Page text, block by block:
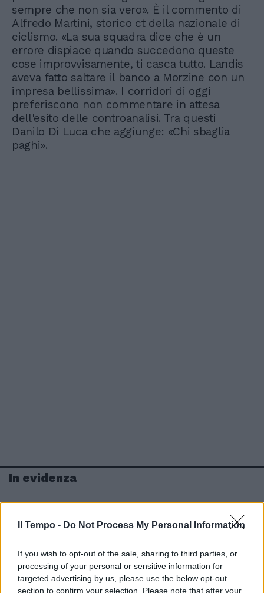
Il Tempo - Do Not Process My Personal Information
If you wish to opt-out of the sale, sharing to third parties, or
processing of your personal or sensitive information for
targeted advertising by us, please use the below opt-out
section to confirm your selection. Please note that after your
sempre che non sia vero». È il commento di
Alfredo Martini, storico ct della nazionale di
ciclismo. «La sua squadra dice che è un
errore dispiace quando succedono queste
cose improvvisamente, ti casca tutto. Landis
aveva fatto saltare il banco a Morzine con un
impresa bellissima». I corridori di oggi
preferiscono non commentare in attesa
dell'esito delle controanalisi. Tra questi
Danilo Di Luca che aggiunge: «Chi sbaglia
paghi».
In evidenza